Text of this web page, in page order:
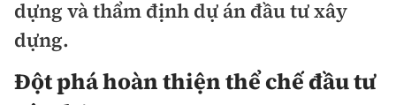
Giám định chất lượng
Quản lý đô thị
Đường bộ
Hàng không
Đường sắt
Thị trường
Pháp luật
Thanh tra
An toàn giao thông
dựng và thẩm định dự án đầu tư xây
dựng.
Đột phá hoàn thiện thể chế đầu tư